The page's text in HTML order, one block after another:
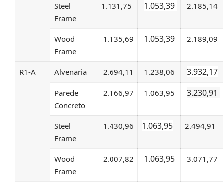
Steel
Frame
1.131,75 1.053,39 2.185,14
Wood
Frame
1.135,69 1.053,39 2.189,09
R1-A Alvenaria 2.694,11 1.238,06 3.932,17
Parede
Concreto
2.166,97 1.063,95 3.230,91
Steel
Frame
1.430,96 1.063,95 2.494,91
Wood
Frame
2.007,82 1.063,95 3.071,77